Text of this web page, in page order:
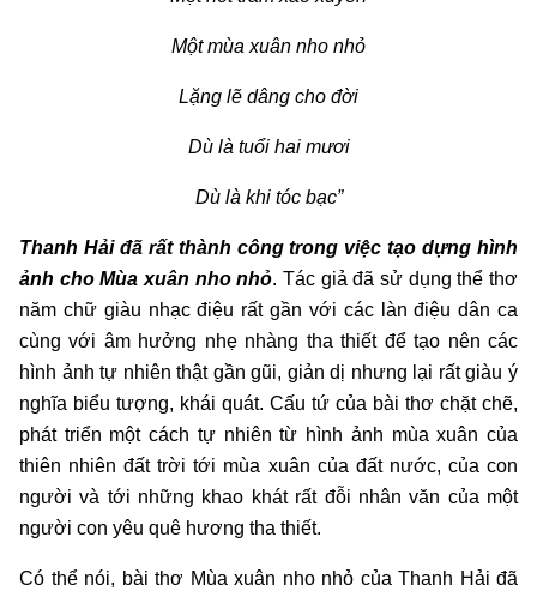
Một mùa xuân nho nhỏ
Lặng lẽ dâng cho đời
Dù là tuổi hai mươi
Dù là khi tóc bạc”
Thanh Hải đã rất thành công trong việc tạo dựng hình
ảnh cho Mùa xuân nho nhỏ. Tác giả đã sử dụng thể thơ
năm chữ giàu nhạc điệu rất gần với các làn điệu dân ca
cùng với âm hưởng nhẹ nhàng tha thiết để tạo nên các
hình ảnh tự nhiên thật gần gũi, giản dị nhưng lại rất giàu ý
nghĩa biểu tượng, khái quát. Cấu tứ của bài thơ chặt chẽ,
phát triển một cách tự nhiên từ hình ảnh mùa xuân của
thiên nhiên đất trời tới mùa xuân của đất nước, của con
người và tới những khao khát rất đỗi nhân văn của một
người con yêu quê hương tha thiết.
Có thể nói, bài thơ Mùa xuân nho nhỏ của Thanh Hải đã